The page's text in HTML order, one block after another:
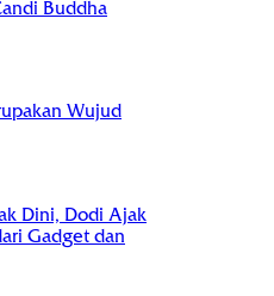
Buddha
Wujud
Dini, Dodi Ajak
Gadget dan